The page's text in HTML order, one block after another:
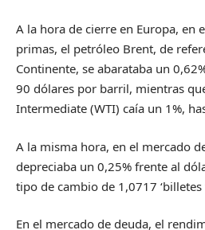
A la hora de cierre en Europa, en
primas, el petróleo Brent, de
Continente, se abarataba un
90 dólares por barril, mientras
Intermediate (WTI) caía un 1%,
A la misma hora, en el mercado
depreciaba un 0,25% frente al
tipo de cambio de 1,0717 ‘billetes
En el mercado de deuda, el